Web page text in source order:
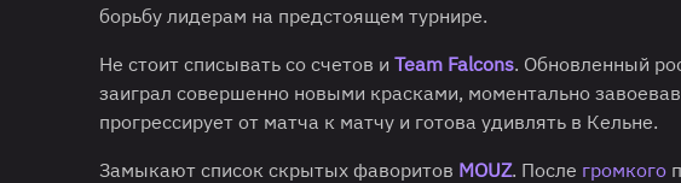
борьбу лидерам на предстоящем турнире.
Не стоит списывать со счетов и Team Falcons. Обновленный
заиграл совершенно новыми красками, моментально
прогрессирует от матча к матчу и готова удивлять в Кельне.
Замыкают список скрытых фаворитов MOUZ. После громкого